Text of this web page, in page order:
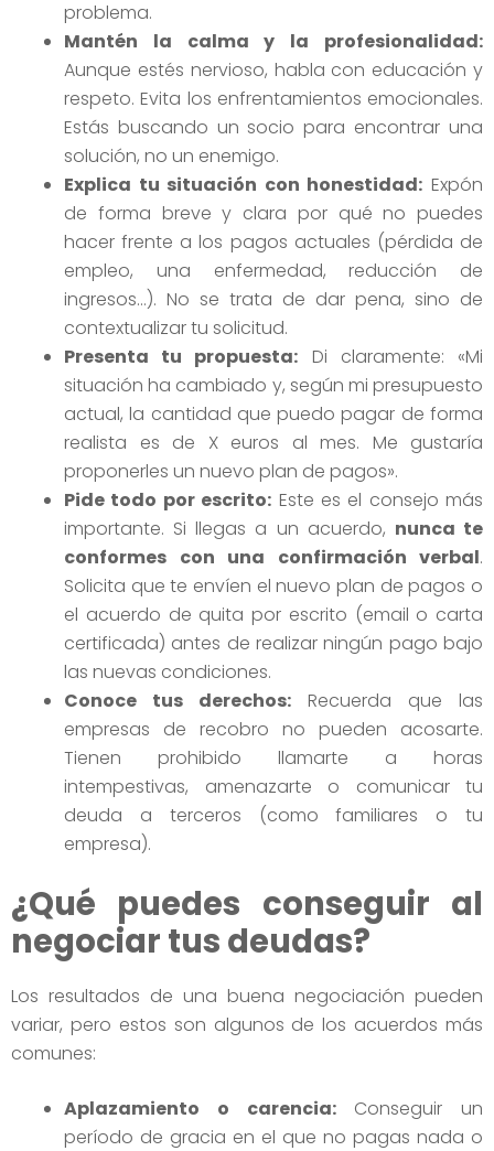
problema.
Mantén la calma y la profesionalidad:
Aunque estés nervioso, habla con educación y
respeto. Evita los enfrentamientos emocionales.
Estás buscando un socio para encontrar una
solución, no un enemigo.
Explica tu situación con honestidad: Expón
de forma breve y clara por qué no puedes
hacer frente a los pagos actuales (pérdida de
empleo, una enfermedad, reducción de
ingresos…). No se trata de dar pena, sino de
contextualizar tu solicitud.
Presenta tu propuesta: Di claramente: «Mi
situación ha cambiado y, según mi presupuesto
actual, la cantidad que puedo pagar de forma
realista es de X euros al mes. Me gustaría
proponerles un nuevo plan de pagos».
Pide todo por escrito: Este es el consejo más
importante. Si llegas a un acuerdo, nunca te
conformes con una confirmación verbal.
Solicita que te envíen el nuevo plan de pagos o
el acuerdo de quita por escrito (email o carta
certificada) antes de realizar ningún pago bajo
las nuevas condiciones.
Conoce tus derechos: Recuerda que las
empresas de recobro no pueden acosarte.
Tienen prohibido llamarte a horas
intempestivas, amenazarte o comunicar tu
deuda a terceros (como familiares o tu
empresa).
¿Qué puedes conseguir al
negociar tus deudas?
Los resultados de una buena negociación pueden
variar, pero estos son algunos de los acuerdos más
comunes:
Aplazamiento o carencia:Conseguir un
período de gracia en el que no pagas nada o